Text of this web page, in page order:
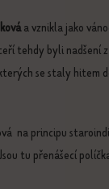
a vznikla jako
tehdy byli nadšení
se staly hitem
na principu
tu přenášecí